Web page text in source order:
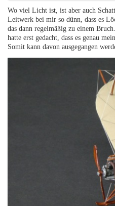
Wo viel Licht ist, ist aber auch
Leitwerk bei mir so dünn, dass es
das dann regelmäßig zu einem
hatte erst gedacht, dass es genau
Somit kann davon ausgegangen